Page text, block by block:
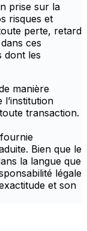
prise sur la
risques et
perte, retard
ces
dont les
manière
l’institution
transaction.
Bien que le
la langue que
légale
et son